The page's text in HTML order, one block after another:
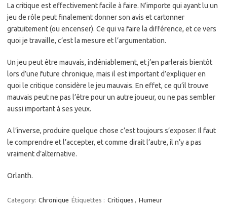
La critique est effectivement facile à faire. N’importe qui ayant lu un
jeu de rôle peut finalement donner son avis et cartonner
gratuitement (ou encenser). Ce qui va faire la différence, et ce vers
quoi je travaille, c’est la mesure et l’argumentation.
Un jeu peut être mauvais, indéniablement, et j’en parlerais bientôt
lors d’une future chronique, mais il est important d’expliquer en
quoi le critique considère le jeu mauvais. En effet, ce qu’il trouve
mauvais peut ne pas l’être pour un autre joueur, ou ne pas sembler
aussi important à ses yeux.
A l’inverse, produire quelque chose c’est toujours s’exposer. Il faut
le comprendre et l’accepter, et comme dirait l’autre, il n’y a pas
vraiment d’alternative.
Orlanth.
Category: Chronique Étiquettes : Critiques , Humeur